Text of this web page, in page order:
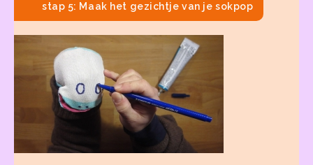
stap 5: Maak het gezichtje van je sokpop